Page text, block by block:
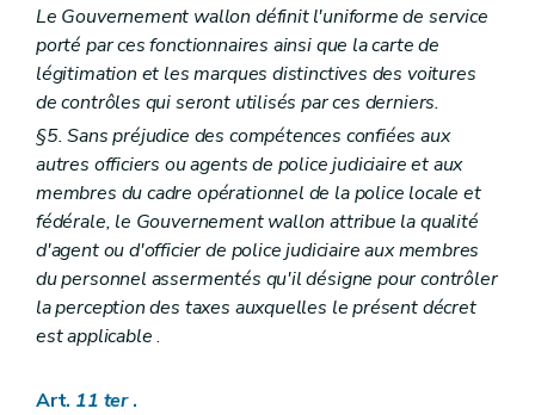
Le Gouvernement wallon définit l'uniforme de service
porté par ces fonctionnaires ainsi que la carte de
légitimation et les marques distinctives des voitures
de contrôles qui seront utilisés par ces derniers.
§5. Sans préjudice des compétences confiées aux
autres officiers ou agents de police judiciaire et aux
membres du cadre opérationnel de la police locale et
fédérale, le Gouvernement wallon attribue la qualité
d'agent ou d'officier de police judiciaire aux membres
du personnel assermentés qu'il désigne pour contrôler
la perception des taxes auxquelles le présent décret
est applicable.
Art. 11 ter .